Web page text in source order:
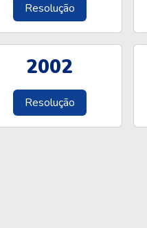
Resolução
2002
Resolução